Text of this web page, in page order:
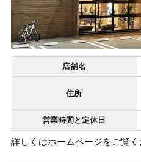
店舗名
住所
営業時間と定休日
詳しくはホームページをご覧く